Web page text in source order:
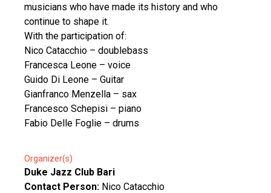
musicians who have made its history and who
continue to shape it.
With the participation of:
Nico Catacchio – doublebass
Francesca Leone – voice
Guido Di Leone – Guitar
Gianfranco Menzella – sax
Francesco Schepisi – piano
Fabio Delle Foglie – drums
Organizer(s)
Duke Jazz Club Bari
Contact Person: Nico Catacchio